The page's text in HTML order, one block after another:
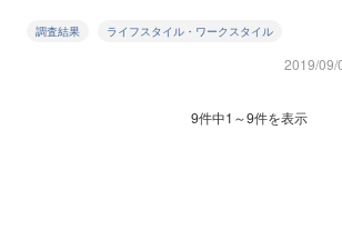
調査結果 ライフスタイル・ワークスタイル
2019/09/
9件中1～9件を表示